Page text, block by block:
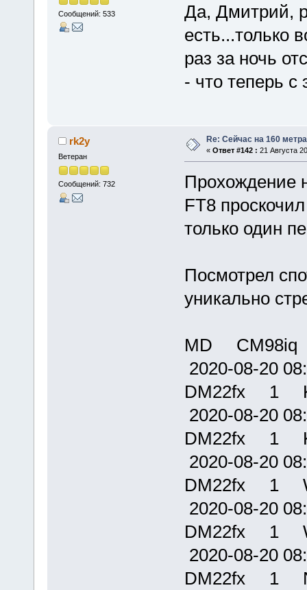
Сообщений: 533
Да, Дмитрий,
есть...только
раз за ночь
- что теперь с
rk2y
Ветеран
Сообщений: 732
Re: Сейчас на 160
« Ответ #142 : 21 Августа
Прохождение
FT8
только один
Посмотрел
уникально
MD
2020-08-
DM22fx 1
2020-08-
DM22fx 1
2020-08-
DM22fx 1
2020-08-
DM22fx 1
2020-08-
DM22fx 1